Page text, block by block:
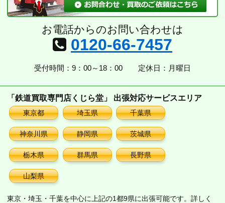
お電話からのお問い合わせは
0120-66-7457
受付時間：9：00～18：00 定休日：月曜日
「鉄道買取専門店くじら堂」 出張対応サービスエリア
東京都 埼玉県 千葉県
神奈川県 静岡県 茨城県
栃木県 群馬県 長野県
山梨県
東京・埼玉・千葉を中心に上記の1都9県に出張可能です。詳しく